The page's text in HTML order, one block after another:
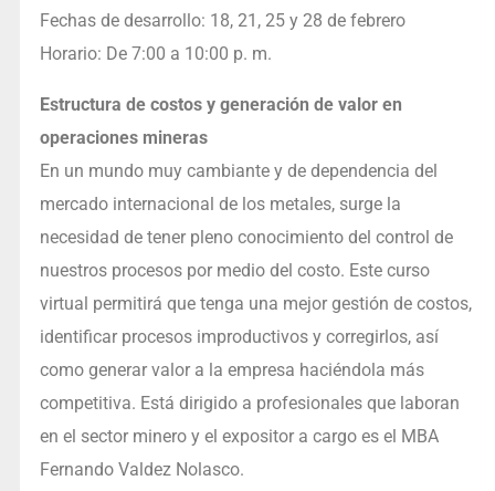
Fechas de desarrollo: 18, 21, 25 y 28 de febrero
Horario: De 7:00 a 10:00 p. m.
Estructura de costos y generación de valor en
operaciones mineras
En un mundo muy cambiante y de dependencia del
mercado internacional de los metales, surge la
necesidad de tener pleno conocimiento del control de
nuestros procesos por medio del costo. Este curso
virtual permitirá que tenga una mejor gestión de costos,
identificar procesos improductivos y corregirlos, así
como generar valor a la empresa haciéndola más
competitiva. Está dirigido a profesionales que laboran
en el sector minero y el expositor a cargo es el MBA
Fernando Valdez Nolasco.